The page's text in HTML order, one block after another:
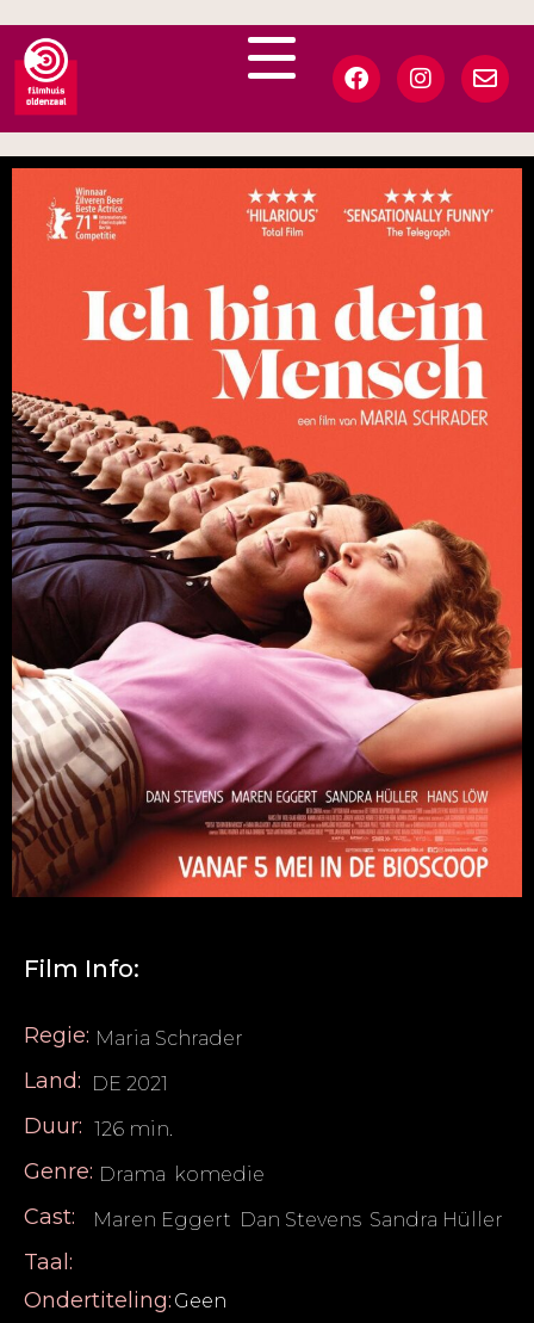
Film Info:
Regie: Maria Schrader
Land: DE 2021
Duur: 126 min.
Genre: Drama komedie
Cast: Maren Eggert Dan Stevens Sandra Hüller
Taal:
Ondertiteling: Geen